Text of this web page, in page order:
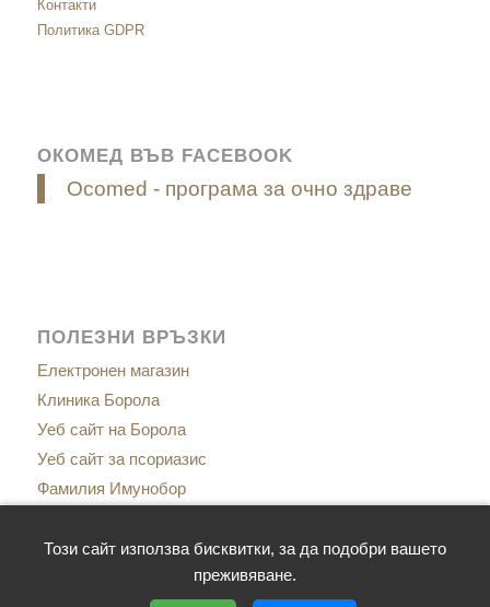
Контакти
Политика GDPR
ОКОМЕД ВЪВ FACEBOOK
Ocomed - програма за очно здраве
ПОЛЕЗНИ ВРЪЗКИ
Електронен магазин
Клиника Борола
Уеб сайт на Борола
Уеб сайт за псориазис
Фамилия Имунобор
Сайт за имунитет
Този сайт използва бисквитки, за да подобри вашето
преживяване.